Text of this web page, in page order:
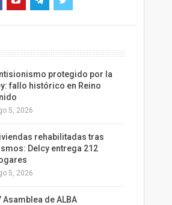
protegido por la
fallo histórico en Reino
5, 2026
rehabilitadas tras
Delcy entrega 212
5, 2026
Asamblea de ALBA